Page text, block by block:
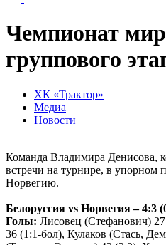
Чемпионат
группового
ХК «Трактор»
Медиа
Новости
Команда Владимира Денисова,
встречи на турнире, в упорном
Норвегию.
Белоруссия vs Норвегия – 4:3
Голы: Лисовец (Стефанович)
36 (1:1-бол), Кулаков (Стась,